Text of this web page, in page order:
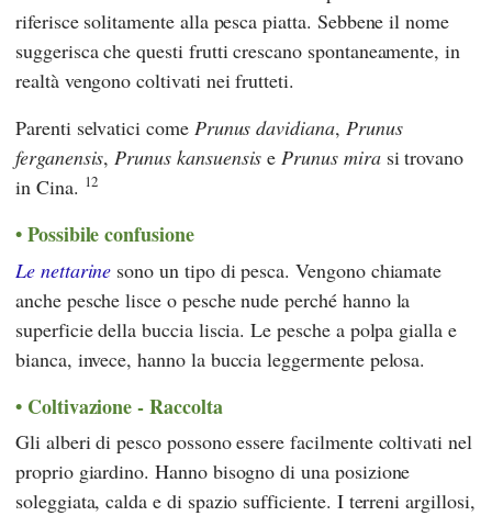
riferisce solitamente alla pesca piatta. Sebbene il nome
suggerisca che questi frutti crescano spontaneamente, in
realtà vengono coltivati nei frutteti.
Parenti selvatici come Prunus davidiana, Prunus
ferganensis,Prunus kansuensis ePrunus mirasi trovano
in Cina. 12
Possibile confusione
Le nettarine sono un tipo di pesca. Vengono chiamate
anche pesche lisce o pesche nude perché hanno la
superficie della buccia liscia. Le pesche a polpa gialla e
bianca, invece, hanno la buccia leggermente pelosa.
Coltivazione - Raccolta
Gli alberi di pesco possono essere facilmente coltivati nel
proprio giardino. Hanno bisogno di una posizione
soleggiata, calda e di spazio sufficiente. I terreni argillosi,